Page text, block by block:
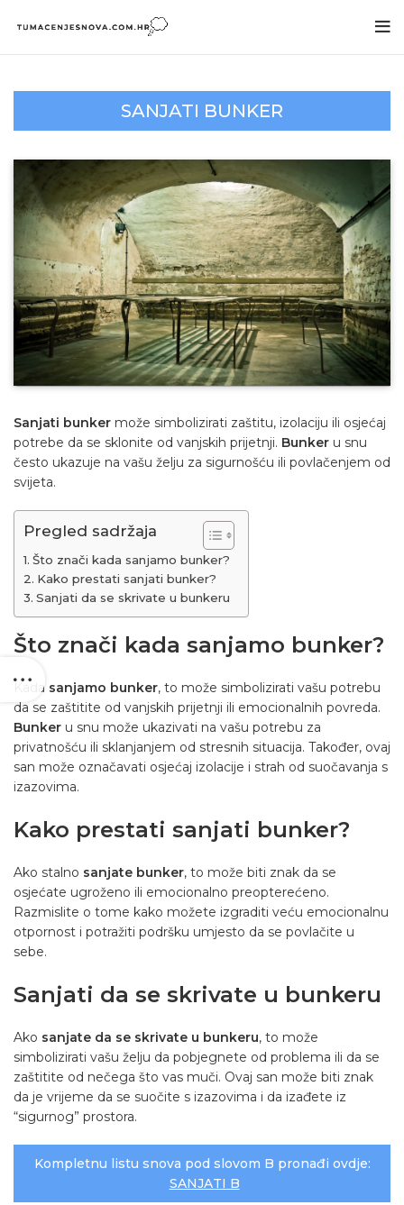
SANJATI BUNKER
Sanjati bunker može simbolizirati zaštitu, izolaciju ili osjećaj
potrebe da se sklonite od vanjskih prijetnji. Bunker u snu
često ukazuje na vašu želju za sigurnošću ili povlačenjem od
svijeta.
Pregled sadržaja
Što znači kada sanjamo bunker?
Kako prestati sanjati bunker?
Sanjati da se skrivate u bunkeru
Što znači kada sanjamo bunker?
Kada sanjamo bunker, to može simbolizirati vašu potrebu
da se zaštitite od vanjskih prijetnji ili emocionalnih povreda.
Bunker u snu može ukazivati na vašu potrebu za
privatnošću ili sklanjanjem od stresnih situacija. Također, ovaj
san može označavati osjećaj izolacije i strah od suočavanja s
izazovima.
Kako prestati sanjati bunker?
Ako stalno sanjate bunker, to može biti znak da se
osjećate ugroženo ili emocionalno preopterećeno.
Razmislite o tome kako možete izgraditi veću emocionalnu
otpornost i potražiti podršku umjesto da se povlačite u
sebe.
Sanjati da se skrivate u bunkeru
Ako sanjate da se skrivate u bunkeru, to može
simbolizirati vašu želju da pobjegnete od problema ili da se
zaštitite od nečega što vas muči. Ovaj san može biti znak
da je vrijeme da se suočite s izazovima i da izađete iz
“sigurnog” prostora.
Kompletnu listu snova pod slovom B pronađi ovdje:
SANJATI B